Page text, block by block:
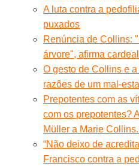
A luta contra a
puxados
Renúncia de Collins:
árvore", afirma
O gesto de Collins e
razões de um mal-
Prepotentes com as
com os prepotentes?
Müller a Marie
“Não deixo de
Francisco contra a